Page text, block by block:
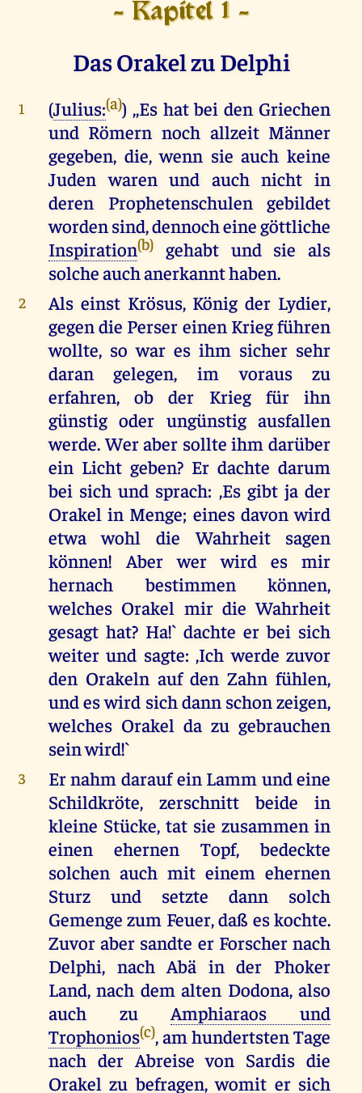
- Kapitel 1 -
Das Orakel zu Delphi
1 (Julius:(a)) ,,Es hat bei den Griechen
und Römern noch allzeit Männer
gegeben, die, wenn sie auch keine
Juden waren und auch nicht in
deren Prophetenschulen gebildet
worden sind, dennoch eine göttliche
Inspiration(b)gehabt und sie als
solche auch anerkannt haben.
2
Als einst Krösus, König der Lydier,
gegen die Perser einen Krieg führen
wollte, so war es ihm sicher sehr
daran gelegen, im voraus zu
erfahren, ob der Krieg für ihn
günstig oder ungünstig ausfallen
werde. Wer aber sollte ihm darüber
ein Licht geben? Er dachte darum
bei sich und sprach: ,Es gibt ja der
Orakel in Menge; eines davon wird
etwa wohl die Wahrheit sagen
können! Aber wer wird es mir
hernach bestimmen können,
welches Orakel mir die Wahrheit
gesagt hat? Ha!` dachte er bei sich
weiter und sagte: ,Ich werde zuvor
den Orakeln auf den Zahn fühlen,
und es wird sich dann schon zeigen,
welches Orakel da zu gebrauchen
sein wird!`
3
Er nahm darauf ein Lamm und eine
Schildkröte, zerschnitt beide in
kleine Stücke, tat sie zusammen in
einen ehernen Topf, bedeckte
solchen auch mit einem ehernen
Sturz und setzte dann solch
Gemenge zum Feuer, daß es kochte.
Zuvor aber sandte er Forscher nach
Delphi, nach Abä in der Phoker
Land, nach dem alten Dodona, also
auch zuAmphiaraos und
Trophonios(c), am hundertsten Tage
nach der Abreise von Sardis die
Orakel zu befragen, womit er sich